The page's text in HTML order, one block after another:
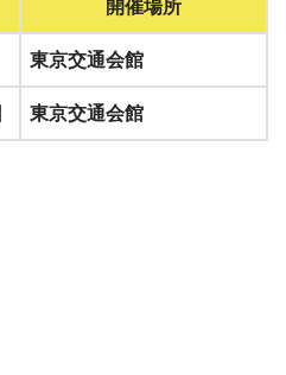
開催場所
東京交通会館
東京交通会館